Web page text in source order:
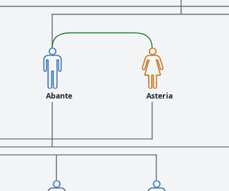
Asteria
Abante